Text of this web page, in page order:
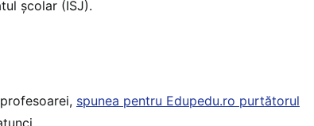
școlar (ISJ).
spunea pentru Edupedu.ro purtătorul